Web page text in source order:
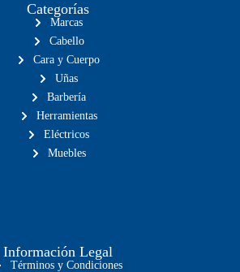
Categorías
Marcas
Cabello
Cara y Cuerpo
Uñas
Barbería
Herramientas
Eléctricos
Muebles
Información Legal
Términos y Condiciones